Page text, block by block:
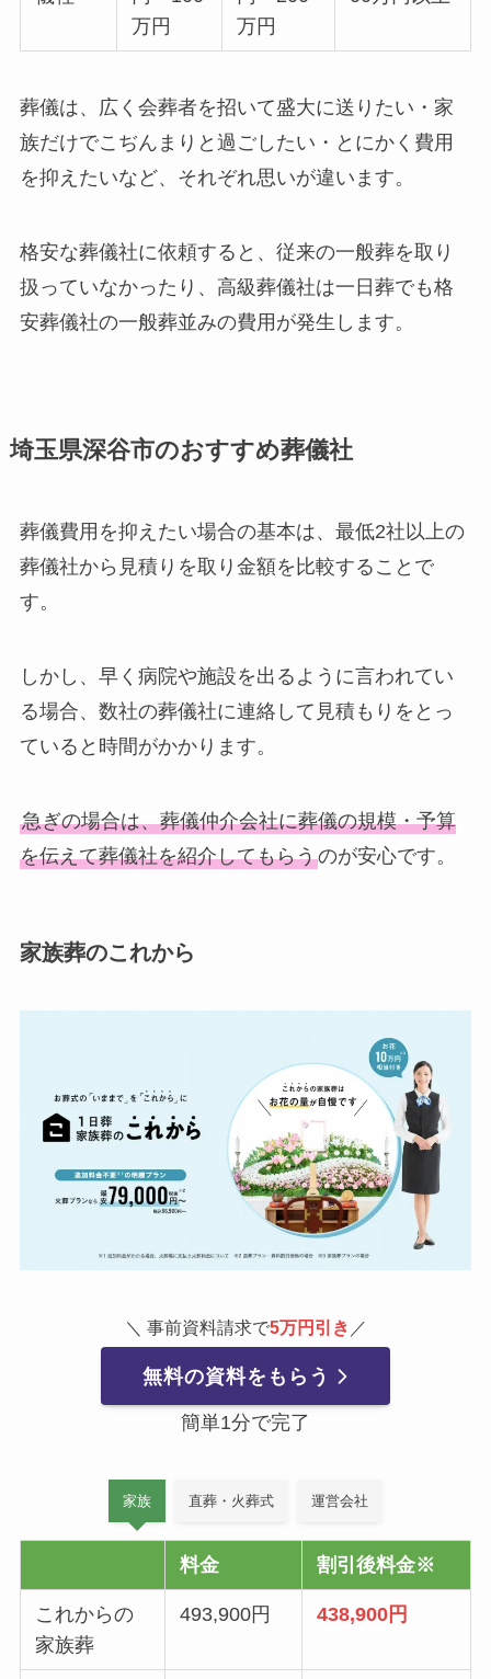
万円
万円
葬儀は、広く会葬者を招いて盛大に送りたい・家
族だけでこぢんまりと過ごしたい・とにかく費用
を抑えたいなど、それぞれ思いが違います。
格安な葬儀社に依頼すると、従来の一般葬を取り
扱っていなかったり、高級葬儀社は一日葬でも格
安葬儀社の一般葬並みの費用が発生します。
埼玉県深谷市のおすすめ葬儀社
葬儀費用を抑えたい場合の基本は、最低2社以上の
葬儀社から見積りを取り金額を比較することで
す。
しかし、早く病院や施設を出るように言われてい
る場合、数社の葬儀社に連絡して見積もりをとっ
ていると時間がかかります。
急ぎの場合は、葬儀仲介会社に葬儀の規模・予算
を伝えて葬儀社を紹介してもらうのが安心です。
家族葬のこれから
＼ 事前資料請求で5万円引き ／
無料の資料をもらう
簡単1分で完了
家族 直葬・火葬式 運営会社
料金 割引後料金※
これからの
家族葬
493,900円 438,900円